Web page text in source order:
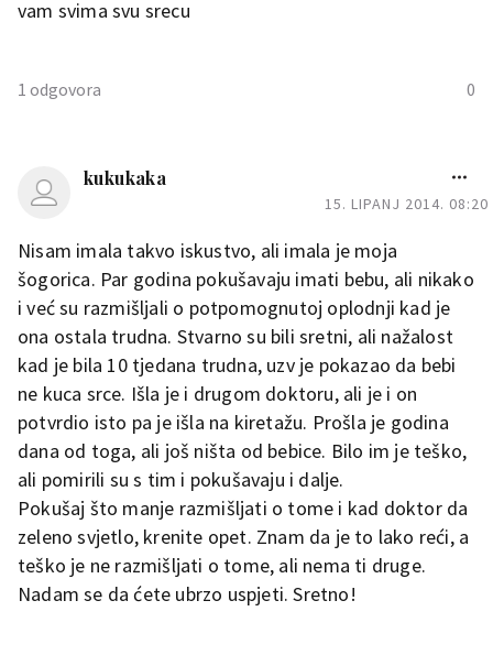
vam svima svu srecu
Trudilica
Pozz drage mame i one koje zele
da to postanu :) neznam odkud
bi krenula jer je ovo moj prvi post
uopce vezano za trudnocu…ja
sam bila na kiretazi prije 2
dana,fizicki citav ovaj proces
nisam osjetila al psihicki je
tesko…bila sam tek u 6-oj
sedmici trudnoce,al sam se puno
vezala za moju nesudjenu bebicu
:( oprostite na dugackom tekstu
ali sto vise pisem-lakse
disem.Nadam se da je neko
aktivan na ovoj temi i da cu
dobiti bilo kakav komentar…
Draga trudilica,zao mi je sto
si to morala proci. Prvi dani
su najtezi i znam kako to
djeluje na psihu. Ja sam isto
tako izgubila bebu sa 9
tjedana i mislila sam da sam
ja kriva, međutim kasnije
sam shvatila da je
jednostavno tako moralo
1 odgovora 0
kukukaka
15. LIPANJ 2014. 08:20
Nisam imala takvo iskustvo, ali imala je moja
šogorica. Par godina pokušavaju imati bebu, ali nikako
i već su razmišljali o potpomognutoj oplodnji kad je
ona ostala trudna. Stvarno su bili sretni, ali nažalost
kad je bila 10 tjedana trudna, uzv je pokazao da bebi
ne kuca srce. Išla je i drugom doktoru, ali je i on
potvrdio isto pa je išla na kiretažu. Prošla je godina
dana od toga, ali još ništa od bebice. Bilo im je teško,
ali pomirili su s tim i pokušavaju i dalje.
Pokušaj što manje razmišljati o tome i kad doktor da
zeleno svjetlo, krenite opet. Znam da je to lako reći, a
teško je ne razmišljati o tome, ali nema ti druge.
Nadam se da ćete ubrzo uspjeti. Sretno!